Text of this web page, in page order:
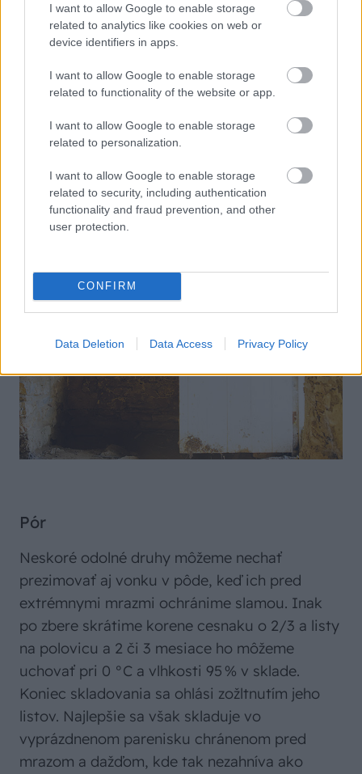
I want to allow Google to enable storage
related to analytics like cookies on web or
device identifiers in apps.
I want to allow Google to enable storage
related to functionality of the website or app.
I want to allow Google to enable storage
related to personalization.
I want to allow Google to enable storage
related to security, including authentication
functionality and fraud prevention, and other
user protection.
CONFIRM
Data Deletion Data Access Privacy Policy
Cesnak
Má podobné pestovateľské i skladovacie
podmienky, len musíme dať pozor, aby sme ho
pozbierali včas, lebo inak sa jeho zložené cibule
rozpadnú v pôde na strúčiky. Pri teplote nad 2
°C citlivejšie reaguje na vyššiu vlhkosť a začína
vlhkosť 85 % a pri tomto stave si lepšie
uchováva svoju vôňu.
Pór
Neskoré odolné druhy môžeme nechať
prezimovať aj vonku v pôde, keď ich pred
extrémnymi mrazmi ochránime slamou. Inak
po zbere skrátime korene cesnaku o 2/3 a listy
na polovicu a 2 či 3 mesiace ho môžeme
uchovať pri 0 °C a vlhkosti 95 % v sklade.
Koniec skladovania sa ohlási zožltnutím jeho
listov. Najlepšie sa však skladuje vo
vyprázdnenom parenisku chránenom pred
mrazom a dažďom, kde tak nezahníva ako